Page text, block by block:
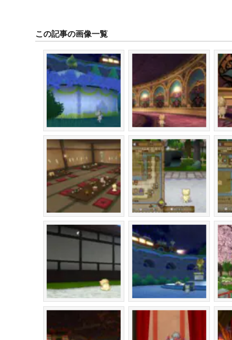
この記事の画像一覧